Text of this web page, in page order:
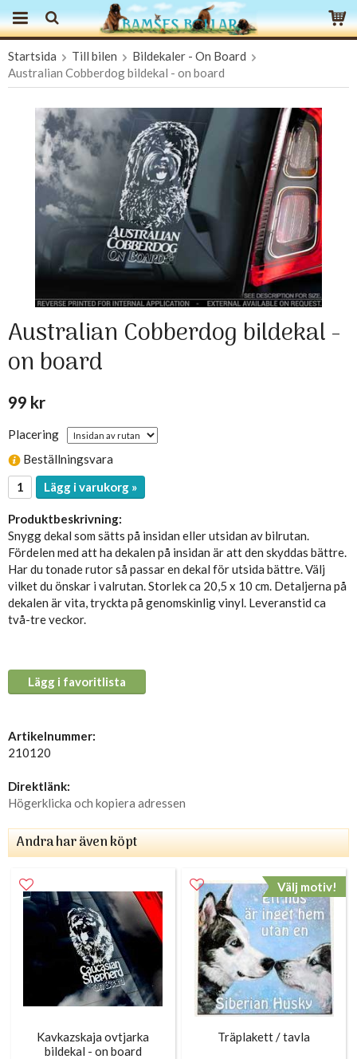
Produkten har blivit tillagd i varukorgen
Startsida Till bilen
Bildekaler - On Board
Australian Cobberdog bildekal - on board
Australian Cobberdog bildekal -
on board
99 kr
Placering
Beställningsvara
Lägg i varukorg »
Produktbeskrivning:
Snygg dekal som sätts på insidan eller utsidan av bilrutan.
Fördelen med att ha dekalen på insidan är att den skyddas bättre.
Har du tonade rutor så passar en dekal för utsida bättre. Välj
vilket du önskar i valrutan. Storlek ca 20,5 x 10 cm. Detaljerna på
dekalen är vita, tryckta på genomskinlig vinyl. Leveranstid ca
två-tre veckor.
Lägg i favoritlista
Artikelnummer:
210120
Direktlänk:
Högerklicka och kopiera adressen
Andra har även köpt
Kavkazskaja ovtjarka
bildekal - on board
Välj motiv!
Träplakett / tavla